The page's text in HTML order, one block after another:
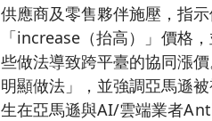
供應商及零售夥伴施壓，指
「increase（抬高）」價格
些做法導致跨平臺的協同漲
明顯做法」，並強調亞馬遜
生在亞馬遜與AI/雲端業者